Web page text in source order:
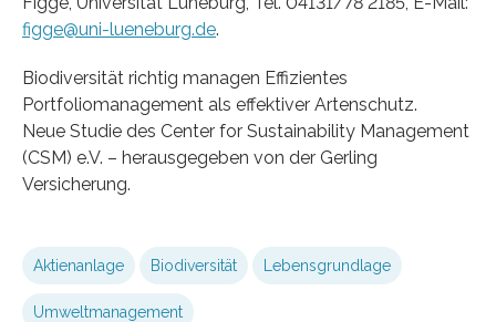
figge@uni-lueneburg.de.
Biodiversität richtig managen Effizientes
Portfoliomanagement als effektiver Artenschutz.
Neue Studie des Center for Sustainability Management
(CSM) e.V. – herausgegeben von der Gerling
Versicherung.
Aktienanlage Biodiversität Lebensgrundlage
Umweltmanagement